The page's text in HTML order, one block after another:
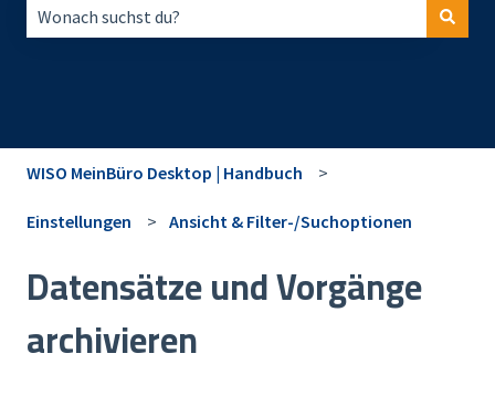
WISO MeinBüro Desktop | Handbuch
Einstellungen Ansicht & Filter-/Suchoptionen
Datensätze und Vorgänge
archivieren